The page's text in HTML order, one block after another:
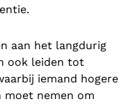
aan het langdurig
ook leiden tot
iemand hogere
moet nemen om